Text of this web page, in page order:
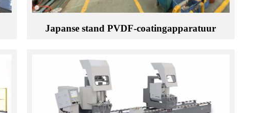
Japanse stand PVDF-coatingapparatuur